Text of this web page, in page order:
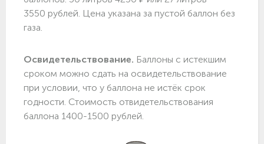
3550 рублей. Цена указана за пустой баллон без
газа.
Освидетельствование. Баллоны с истекшим
сроком можно сдать на освидетельствование
при условии, что у баллона не истёк срок
годности. Стоимость отвидетельствования
баллона 1400-1500 рублей.